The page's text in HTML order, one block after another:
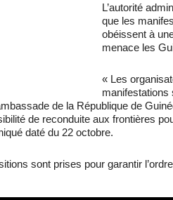
L’autorité
que les
obéissent à
menace les
« Les
manifestations
de la République de
de reconduite aux frontières
daté du 22 octobre.
sont prises pour garantir